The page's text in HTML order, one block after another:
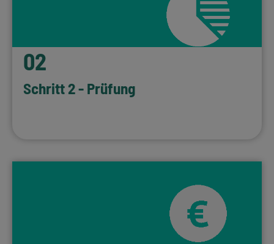
02
Schritt 2 - Prüfung